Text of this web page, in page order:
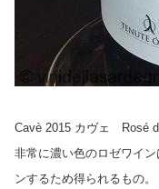
Cavè 2015 カヴェ Rosé
非常に濃い色のロゼワイ
ンするため得られるもの。